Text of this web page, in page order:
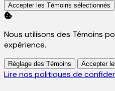
Accepter les Témoins sélectionnés
Nous utilisons des Témoins
expérience.
Réglage des Témoins Accepter
Lire nos politiques de